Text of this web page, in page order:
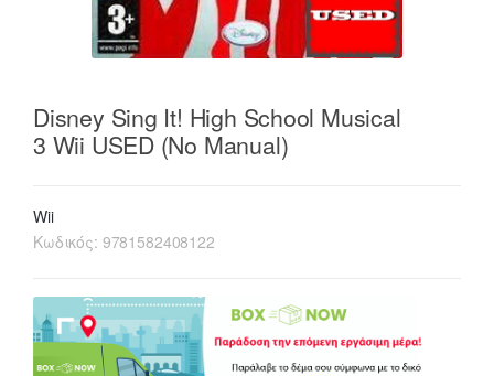
Disney Sing It! High School Musical
3 Wii USED (No Manual)
Wii
Κωδικός: 9781582408122